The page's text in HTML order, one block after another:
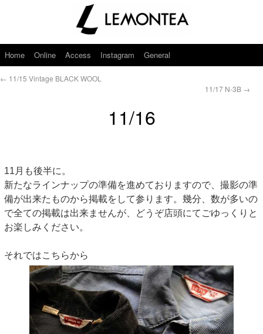
Home Online Access Instagram General
← 11/15 Vintage BLACK WOOL
11/17 N-3B →
11/16
11月も後半に。
新たなラインナップの準備を進めておりますので、撮影の準
備が出来たものから掲載をして参ります。幾分、数が多いの
で全ての掲載は出来ませんが、どうぞ店頭にてごゆっくりと
お楽しみください。
それではこちらから